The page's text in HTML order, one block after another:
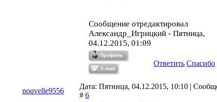
Сообщение отредактировал
Александр_Игрицкий - Пятница,
04.12.2015, 01:09
Ответить Спасибо
nouvelle9556
Дата: Пятница, 04.12.2015, 10:10 |
# 6